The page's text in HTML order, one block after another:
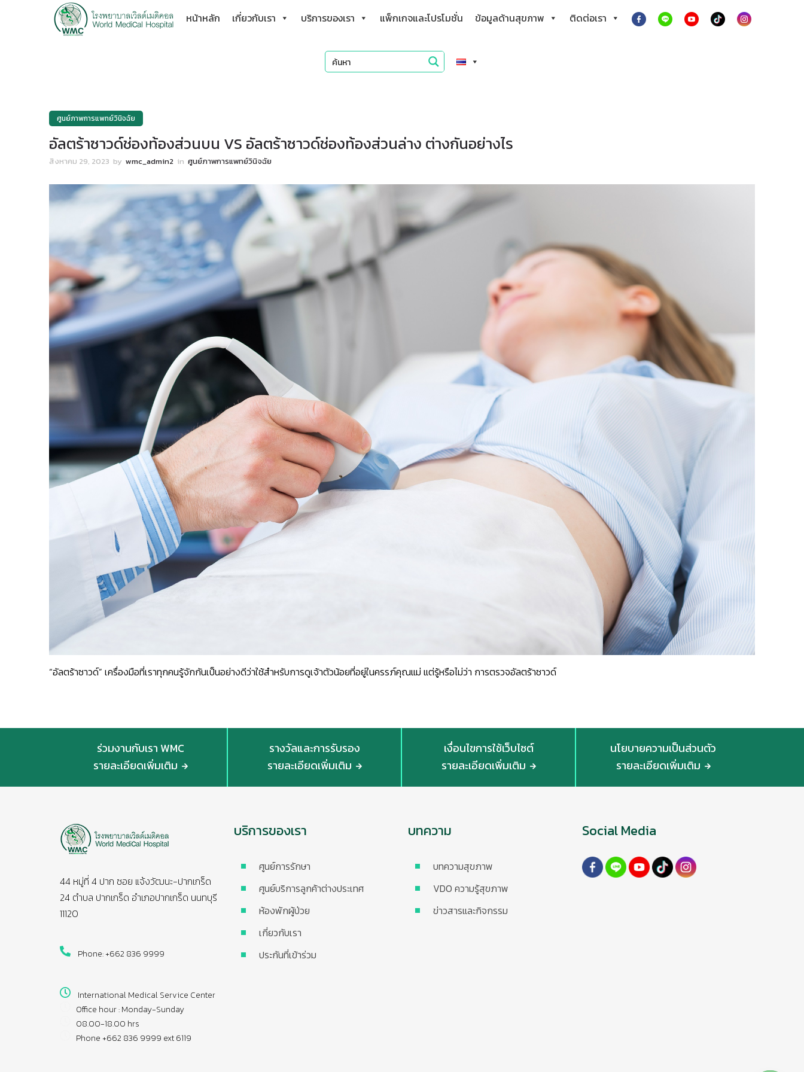
หน้าหลัก เกี่ยวกับเรา บริการของเรา แพ็กเกจและโปรโมชั่น ข้อมูลด้านสุขภาพ ติดต่อเรา
ศูนย์ภาพการแพทย์วินิจฉัย
อัลตร้าซาวด์ช่องท้องส่วนบน VS อัลตร้าซาวด์ช่องท้องส่วนล่าง ต่างกันอย่างไร
สิงหาคม 29, 2023 by wmc_admin2 in ศูนย์ภาพการแพทย์วินิจฉัย
“อัลตร้าซาวด์” เครื่องมือที่เราทุกคนรู้จักกันเป็นอย่างดีว่าใช้สำหรับการดูเจ้าตัวน้อยที่อยู่ในครรภ์คุณแม่ แต่รู้หรือไม่ว่า การตรวจอัลตร้าซาวด์
ร่วมงานกับเรา WMC
รายละเอียดเพิ่มเติม
รางวัลและการรับรอง
รายละเอียดเพิ่มเติม
เงื่อนไขการใช้เว็บไซต์
รายละเอียดเพิ่มเติม
นโยบายความเป็นส่วนตัว
รายละเอียดเพิ่มเติม
44 หมู่ที่ 4 ปาก ซอย แจ้งวัฒนะ-ปากเกร็ด
24 ตำบล ปากเกร็ด อำเภอปากเกร็ด นนทบุรี
11120
Phone: +662 836 9999
International Medical Service Center
Office hour : Monday-Sunday
08.00-18.00 hrs
Phone +662 836 9999 ext 6119
บริการของเรา
ศูนย์การรักษา
ศูนย์บริการลูกค้าต่างประเทศ
ห้องพักผู้ป่วย
เกี่ยวกับเรา
ประกันที่เข้าร่วม
บทความ
บทความสุขภาพ
VDO ความรู้สุขภาพ
ข่าวสารและกิจกรรม
Social Media